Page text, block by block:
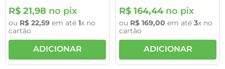
R$ 21,98 no pix
ou R$ 22,59 em até 1x no
cartão
ADICIONAR
R$ 164,44no pix
ou R$ 169,00 em até 3x no
cartão
ADICIONAR